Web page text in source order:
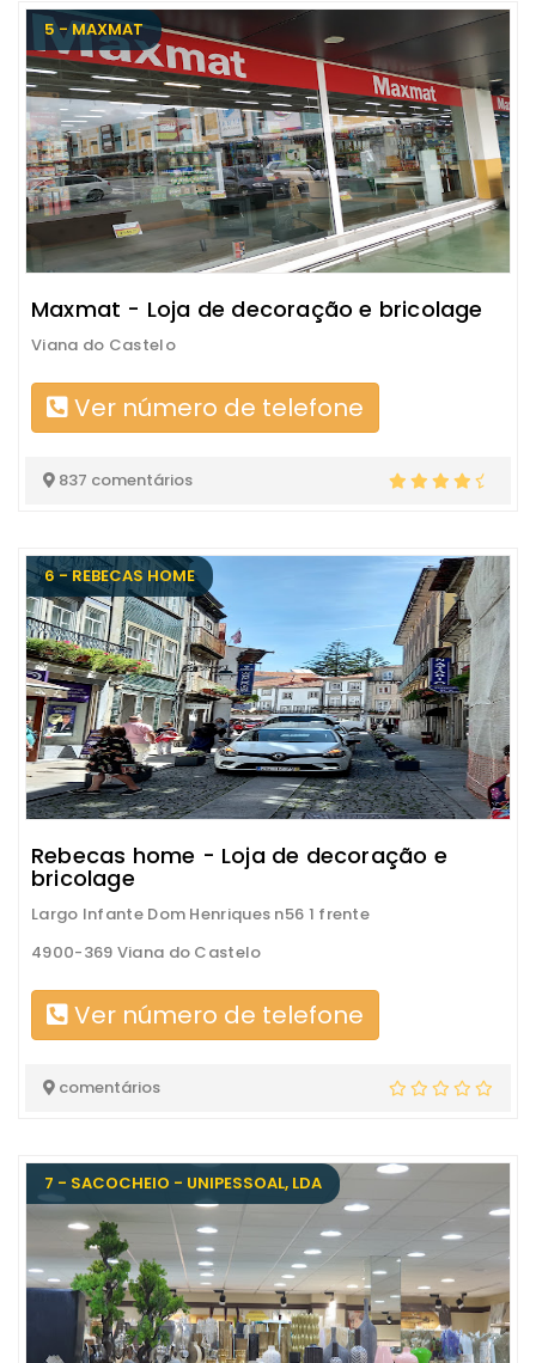
5 - MAXMAT
Maxmat - Loja de decoração e bricolage
Viana do Castelo
Ver número de telefone
837 comentários
6 - REBECAS HOME
Rebecas home - Loja de decoração e
bricolage
Largo Infante Dom Henriques n56 1 frente
4900-369 Viana do Castelo
Ver número de telefone
comentários
7 - SACOCHEIO - UNIPESSOAL, LDA